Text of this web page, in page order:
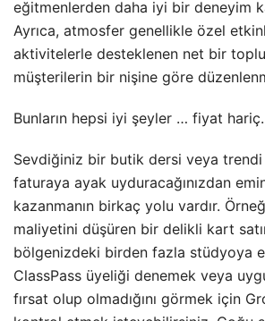
eğitmenlerden daha iyi bir deneyim
Ayrıca, atmosfer genellikle özel
aktivitelerle desteklenen net bir
müşterilerin bir nişine göre
Bunların hepsi iyi şeyler … fiyat hariç.
Sevdiğiniz bir butik dersi veya trendi
faturaya ayak uyduracağınızdan
kazanmanın birkaç yolu vardır.
maliyetini düşüren bir delikli kart
bölgenizdeki birden fazla stüdyoya
ClassPass üyeliği denemek veya
fırsat olup olmadığını görmek için